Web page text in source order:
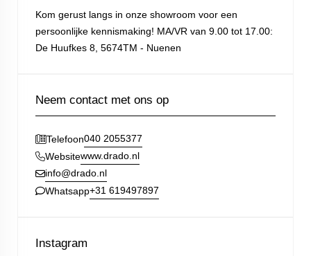
Kom gerust langs in onze showroom voor een
persoonlijke kennismaking! MA/VR van 9.00 tot 17.00:
De Huufkes 8, 5674TM - Nuenen
Neem contact met ons op
Telefoon040 2055377
Websitewww.drado.nl
info@drado.nl
Whatsapp+31 619497897
Instagram